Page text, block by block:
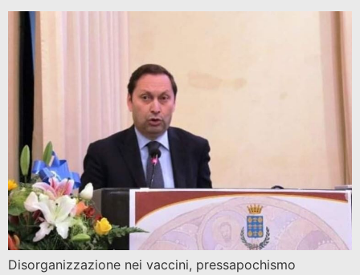
Disorganizzazione nei vaccini, pressapochismo